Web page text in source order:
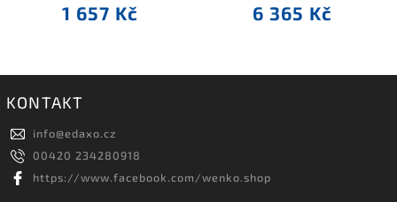
1 657 Kč 6 365 Kč
KONTAKT
info@edaxo.cz
00420 234280918
https://www.facebook.com/wenko.shop